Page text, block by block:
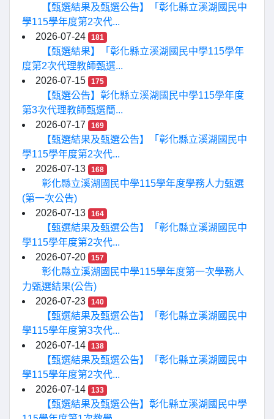
【甄選結果及甄選公告】「彰化縣立溪湖國民中
學115學年度第2次代...
2026-07-24
181
【甄選結果】「彰化縣立溪湖國民中學115學年
度第2次代理教師甄選...
2026-07-15
175
【甄選公告】彰化縣立溪湖國民中學115學年度
第3次代理教師甄選簡...
2026-07-17
169
【甄選結果及甄選公告】「彰化縣立溪湖國民中
學115學年度第2次代...
2026-07-13
168
彰化縣立溪湖國民中學115學年度學務人力甄選
(第一次公告)
2026-07-13
164
【甄選結果及甄選公告】「彰化縣立溪湖國民中
學115學年度第2次代...
2026-07-20
157
彰化縣立溪湖國民中學115學年度第一次學務人
力甄選結果(公告)
2026-07-23
140
【甄選結果及甄選公告】「彰化縣立溪湖國民中
學115學年度第3次代...
2026-07-14
138
【甄選結果及甄選公告】「彰化縣立溪湖國民中
學115學年度第2次代...
2026-07-14
133
【甄選結果及甄選公告】彰化縣立溪湖國民中學